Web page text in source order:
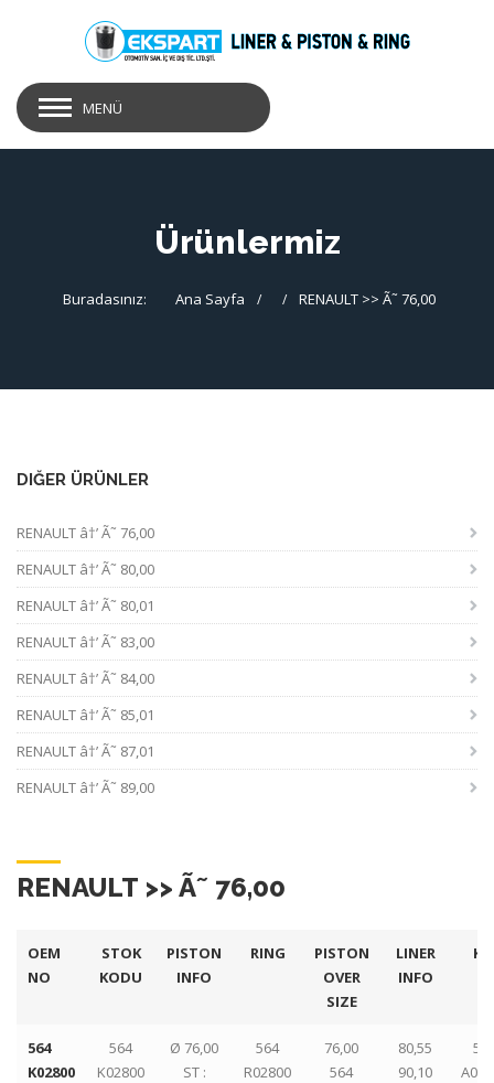
MENÜ
Ürünlermiz
Buradasınız: Ana Sayfa RENAULT >> Ã˜ 76,00
DIĞER ÜRÜNLER
RENAULT â†’ Ã˜ 76,00
RENAULT â†’ Ã˜ 80,00
RENAULT â†’ Ã˜ 80,01
RENAULT â†’ Ã˜ 83,00
RENAULT â†’ Ã˜ 84,00
RENAULT â†’ Ã˜ 85,01
RENAULT â†’ Ã˜ 87,01
RENAULT â†’ Ã˜ 89,00
RENAULT >> Ã˜ 76,00
OEM
NO
STOK
KODU
PISTON
INFO
RING
PISTON
OVER
SIZE
LINER
INFO
564
K02800
564
K02800
Ø 76,00
ST :
564
R02800
76,00
564
80,55
90,10